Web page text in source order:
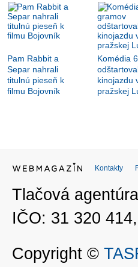
Pam Rabbit a
Separ nahrali
titulnú pieseň k
filmu Bojovník
Komédia
kinojazdu
pražskej
Kontakty
Tlačová
IČO: 31 320
Copyright ©